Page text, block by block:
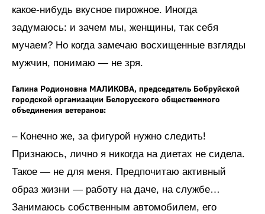
какое-нибудь вкусное пирожное. Иногда
задумаюсь: и зачем мы, женщины, так себя
мучаем? Но когда замечаю восхищенные взгляды
мужчин, понимаю — не зря.
Галина Родионовна МАЛИКОВА, председатель Бобруйской
городской организации Белорусского общественного
объединения ветеранов:
– Конечно же, за фигурой нужно следить!
Признаюсь, лично я никогда на диетах не сидела.
Такое — не для меня. Предпочитаю активный
образ жизни — работу на даче, на службе…
Занимаюсь собственным автомобилем, его